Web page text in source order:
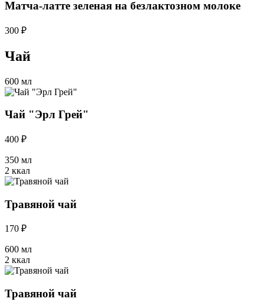
Матча-латте зеленая на безлактозном молоке
300 ₽
Чай
600 мл
Чай "Эрл Грей"
400 ₽
350 мл
2 ккал
Травяной чай
170 ₽
600 мл
2 ккал
Травяной чай